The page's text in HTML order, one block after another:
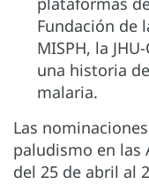
Fundación de
MISPH, la
una historia
malaria.
Las
paludismo en las
del 25 de abril al